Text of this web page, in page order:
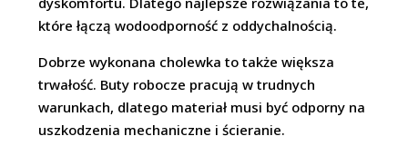
które łączą wodoodporność z oddychalnością.
Dobrze wykonana cholewka to także większa
trwałość. Buty robocze pracują w trudnych
warunkach, dlatego materiał musi być odporny na
uszkodzenia mechaniczne i ścieranie.